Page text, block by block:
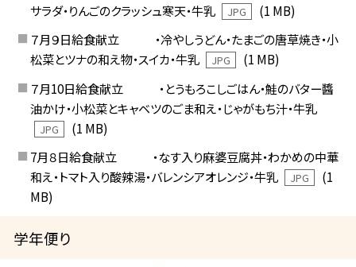
サラダ・りんごのクラッシュ寒天・牛乳
JPG
(1 MB)
７月９日給食献立 ・冷やしうどん・たまごの唐草焼き・小
松菜とツナの和え物・スイカ・牛乳
JPG
(1 MB)
７月10日給食献立 ・とうもろこしごはん・鮭のバター醬
油かけ・小松菜とキャベツのごま和え・じゃがもち汁・牛乳
JPG
(1 MB)
7月８日給食献立 ・なす入り麻婆豆腐丼・わかめの中華
和え・トマト入り酸辣湯・バレンシアオレンジ・牛乳
JPG
(1
MB)
学年便り